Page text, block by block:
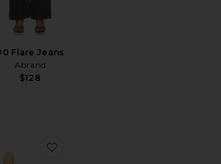
Flare Jeans
Abrand
$128
Dress